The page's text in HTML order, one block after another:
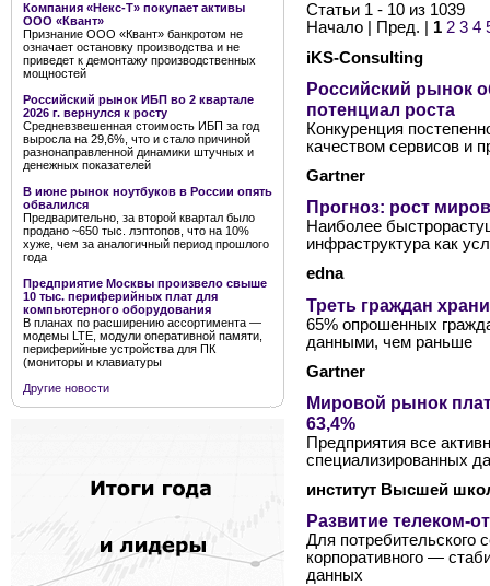
Компания «Некс-Т» покупает активы
ООО «Квант»
Признание ООО «Квант» банкротом не
означает остановку производства и не
приведет к демонтажу производственных
мощностей
Российский рынок ИБП во 2 квартале
2026 г. вернулся к росту
Средневзвешенная стоимость ИБП за год
выросла на 29,6%, что и стало причиной
разнонаправленной динамики штучных и
денежных показателей
В июне рынок ноутбуков в России опять
обвалился
Предварительно, за второй квартал было
продано ~650 тыс. лэптопов, что на 10%
хуже, чем за аналогичный период прошлого
года
Предприятие Москвы произвело свыше
10 тыс. периферийных плат для
компьютерного оборудования
В планах по расширению ассортимента —
модемы LTE, модули оперативной памяти,
периферийные устройства для ПК
(мониторы и клавиатуры
Другие новости
Статьи 1 - 10 из 1039
Начало | Пред. | 1 2 3 4
iKS-Consulting
Российский рынок
потенциал роста
Конкуренция
качеством сервисов и
Gartner
Прогноз: рост
Наиболее
инфраструктура как
edna
Треть граждан
65% опрошенных
данными, чем раньше
Gartner
Мировой рынок
63,4%
Предприятия все
специализированных
институт Высшей
Развитие телеком-
Для потребительского
корпоративного —
данных